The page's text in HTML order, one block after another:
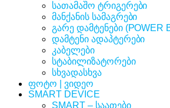
სათამაშო ტრიგერები
მანქანის სამაგრები
გარე დამტენები (POWER
დამტენი ადაპტერები
კაბელები
სტაბილიზატორები
სხვადასხვა
ფოტო | ვიდეო
SMART DEVICE
SMART – საათები